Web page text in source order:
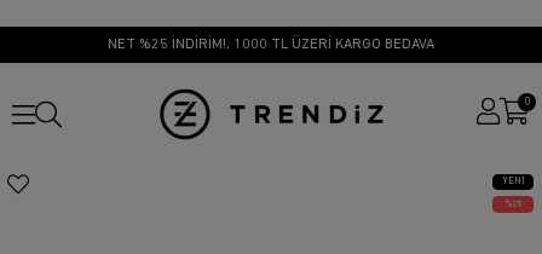
NET %25 İNDİRİM!, 1000 TL ÜZERİ KARGO BEDAVA
0
YENI
ÜRÜN
25